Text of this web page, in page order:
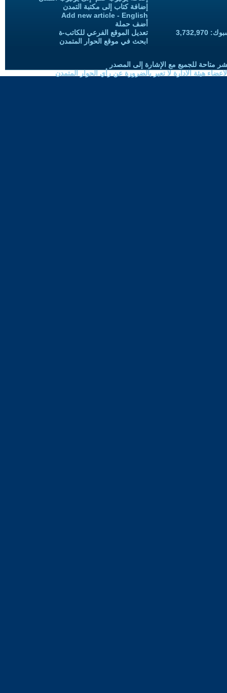
إضافة كتاب إلى مكتبة التمدن
Add new article - English
أضف حملة
تعديل الموقع الفرعي للكاتب-ة
ابحث في موقع الحوار المتمدن
متاحة للجميع مع الإشارة إلى المصدر
هيئة الادارة لا تعبر بالضرورة عن رأي الحوار المتمدن